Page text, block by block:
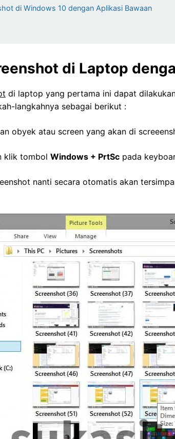
di Windows 10 dengan Aplikasi Bawaan
di Laptop
di laptop yang pertama ini dapat
langkahnya sebagai berikut :
obyek atau screen yang akan di
klik tombol Windows + PrtSc pada
nanti secara otomatis akan